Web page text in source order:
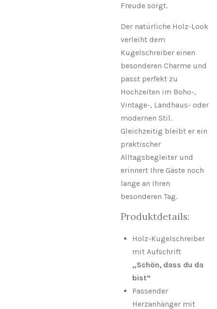
Freude sorgt.
Der natürliche Holz-Look
verleiht dem
Kugelschreiber einen
besonderen Charme und
passt perfekt zu
Hochzeiten im Boho-,
Vintage-, Landhaus- oder
modernen Stil.
Gleichzeitig bleibt er ein
praktischer
Alltagsbegleiter und
erinnert Ihre Gäste noch
lange an Ihren
besonderen Tag.
Produktdetails:
Holz-Kugelschreiber
mit Aufschrift
„Schön, dass du da
bist“
Passender
Herzanhänger mit